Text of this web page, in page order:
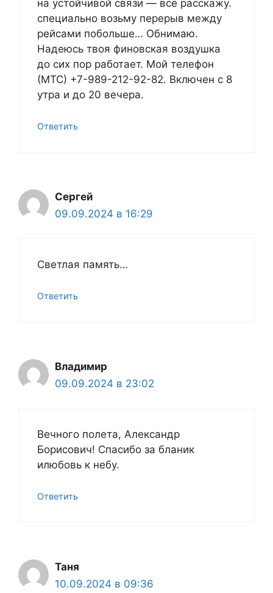
на устойчивой связи — всё расскажу.
специально возьму перерыв между
рейсами побольше… Обнимаю.
Надеюсь твоя финовская воздушка
до сих пор работает. Мой телефон
(МТС) +7-989-212-92-82. Включен с 8
утра и до 20 вечера.
Ответить
Сергей
09.09.2024 в 16:29
Светлая память…
Ответить
Владимир
09.09.2024 в 23:02
Вечного полета, Александр
Борисович! Спасибо за бланик
илюбовь к небу.
Ответить
Таня
10.09.2024 в 09:36